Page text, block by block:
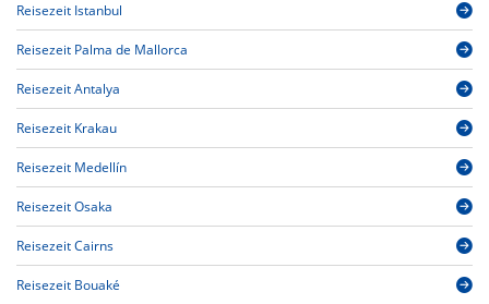
Reisezeit Istanbul
Reisezeit Palma de Mallorca
Reisezeit Antalya
Reisezeit Krakau
Reisezeit Medellín
Reisezeit Osaka
Reisezeit Cairns
Reisezeit Bouaké